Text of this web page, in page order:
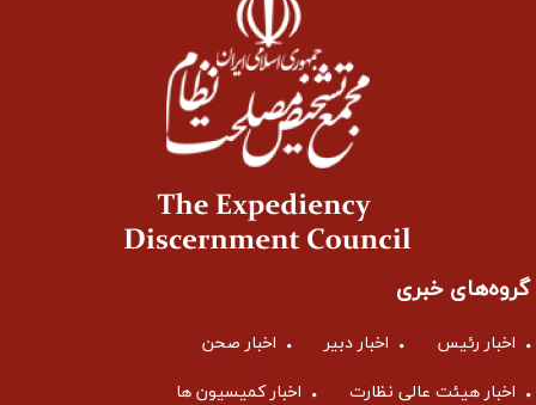
گروه‌های خبری
اخبار رئیس اخبار دبیر اخبار صحن
اخبار هیئت عالی نظارت اخبار کمیسیون ها